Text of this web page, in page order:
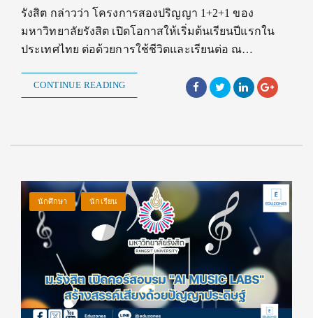
รังสิต กล่าวว่า โครงการสองปริญญา 1+2+1 ของ
มหาวิทยาลัยรังสิต เปิดโอกาสให้เริ่มต้นเรียนปีแรกใน
ประเทศไทย ต่อด้วยการใช้ชีวิตและเรียนต่อ ณ…
CONTINUE READING
นักศึกษา นักเรียน